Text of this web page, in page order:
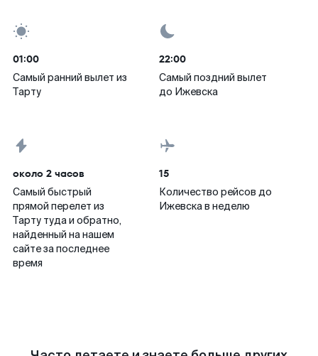
01:00
Самый ранний вылет из
Тарту
22:00
Самый поздний вылет
до Ижевска
около 2 часов
Самый быстрый
прямой перелет из
Тарту туда и обратно,
найденный на нашем
сайте за последнее
время
15
Количество рейсов до
Ижевска в неделю